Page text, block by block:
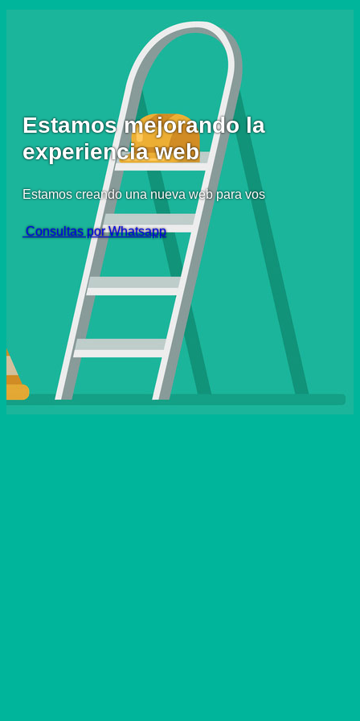
Estamos mejorando la
experiencia web
Estamos creando una nueva web para vos
Consultas por Whatsapp